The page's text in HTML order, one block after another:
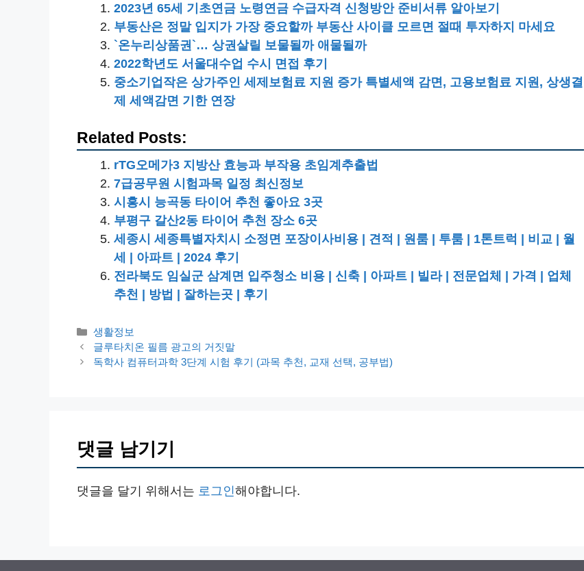
2023년 65세 기초연금 노령연금 수급자격 신청방안 준비서류 알아보기
부동산은 정말 입지가 가장 중요할까 부동산 사이클 모르면 절때 투자하지 마세요
`온누리상품권`… 상권살릴 보물될까 애물될까
2022학년도 서울대수업 수시 면접 후기
중소기업작은 상가주인 세제보험료 지원 증가 특별세액 감면, 고용보험료 지원, 상생결
제 세액감면 기한 연장
Related Posts:
rTG오메가3 지방산 효능과 부작용 초임계추출법
7급공무원 시험과목 일정 최신정보
시흥시 능곡동 타이어 추천 좋아요 3곳
부평구 갈산2동 타이어 추천 장소 6곳
세종시 세종특별자치시 소정면 포장이사비용 | 견적 | 원룸 | 투룸 | 1톤트럭 | 비교 | 월
세 | 아파트 | 2024 후기
전라북도 임실군 삼계면 입주청소 비용 | 신축 | 아파트 | 빌라 | 전문업체 | 가격 | 업체
추천 | 방법 | 잘하는곳 | 후기
카
테
고
생활정보
글루타치온 필름 광고의 거짓말
독학사 컴퓨터과학 3단계 시험 후기 (과목 추천, 교재 선택, 공부법)
댓글 남기기
댓글을 달기 위해서는 로그인해야합니다.